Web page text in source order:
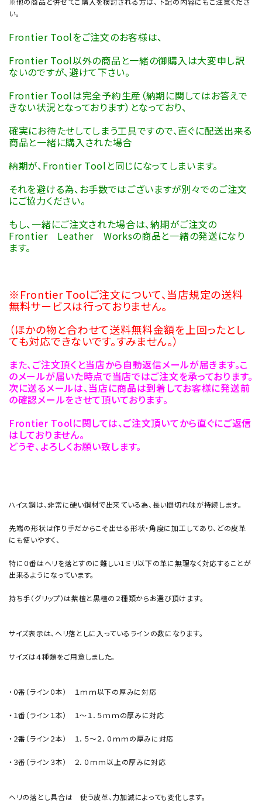
い。
Frontier Toolをご注文のお客様は、
Frontier Tool以外の商品と一緒の御購入は大変申し訳
ないのですが、避けて下さい。
Frontier Toolは完全予約生産（納期に関してはお答えで
きない状況となっております）となっており、
確実にお待たせしてしまう工具ですので、直ぐに配送出来る
商品と一緒に購入された場合
納期が、Frontier Toolと同じになってしまいます。
それを避ける為、お手数ではございますが別々でのご注文
にご協力ください。
もし、一緒にご注文された場合は、納期がご注文の
Frontier Leather Worksの商品と一緒の発送になり
ます。
※Frontier Toolご注文について、当店規定の送料
無料サービスは行っておりません。
（ほかの物と合わせて送料無料金額を上回ったとし
ても対応できないです。すみません。）
また、ご注文頂くと当店から自動返信メールが届きます。こ
のメールが届いた時点で当店ではご注文を承っております。
次に送るメールは、当店に商品は到着してお客様に発送前
の確認メールをさせて頂いております。
Frontier Toolに関しては、ご注文頂いてから直ぐにご返信
はしておりません。
どうぞ、よろしくお願い致します。
ハイス鋼は、非常に硬い鋼材で出来ている為、長い間切れ味が持続します。
先端の形状は作り手だからこそ出せる形状・角度に加工してあり、どの皮革
にも使いやすく、
特に０番はヘリを落とすのに難しい1ミリ以下の革に無理なく対応することが
出来るようになっています。
持ち手（グリップ）は紫檀と黒檀の２種類からお選び頂けます。
サイズ表示は、ヘリ落としに入っているラインの数になります。
サイズは４種類をご用意しました。
・０番（ライン０本） １ｍｍ以下の厚みに対応
・１番（ライン１本） １～１．５ｍｍの厚みに対応
・２番（ライン２本） １．５～２．０ｍｍの厚みに対応
・３番（ライン３本） ２．０ｍｍ以上の厚みに対応
ヘリの落とし具合は 使う皮革、力加減によっても変化します。